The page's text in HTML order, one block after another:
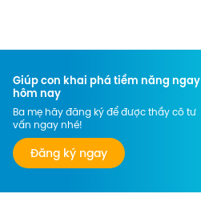
Giúp con khai phá tiềm năng ngay
hôm nay
Ba mẹ hãy đăng ký để được thầy cô tư
vấn ngay nhé!
Đăng ký ngay